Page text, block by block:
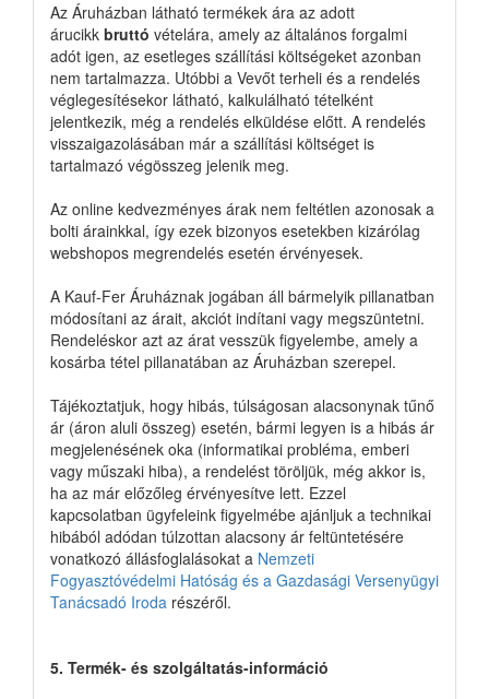
Az Áruházban látható termékek ára az adott
árucikk bruttó vételára, amely az általános forgalmi
adót igen, az esetleges szállítási költségeket azonban
nem tartalmazza. Utóbbi a Vevőt terheli és a rendelés
véglegesítésekor látható, kalkulálható tételként
jelentkezik, még a rendelés elküldése előtt. A rendelés
visszaigazolásában már a szállítási költséget is
tartalmazó végösszeg jelenik meg.
Az online kedvezményes árak nem feltétlen azonosak a
bolti árainkkal, így ezek bizonyos esetekben kizárólag
webshopos megrendelés esetén érvényesek.
A Kauf-Fer Áruháznak jogában áll bármelyik pillanatban
módosítani az árait, akciót indítani vagy megszüntetni.
Rendeléskor azt az árat vesszük figyelembe, amely a
kosárba tétel pillanatában az Áruházban szerepel.
Tájékoztatjuk, hogy hibás, túlságosan alacsonynak tűnő
ár (áron aluli összeg) esetén, bármi legyen is a hibás ár
megjelenésének oka (informatikai probléma, emberi
vagy műszaki hiba), a rendelést töröljük, még akkor is,
ha az már előzőleg érvényesítve lett. Ezzel
kapcsolatban ügyfeleink figyelmébe ajánljuk a technikai
hibából adódan túlzottan alacsony ár feltüntetésére
vonatkozó állásfoglalásokat a Nemzeti
Fogyasztóvédelmi Hatóság és a Gazdasági Versenyügyi
Tanácsadó Iroda részéről.
5. Termék- és szolgáltatás-információ